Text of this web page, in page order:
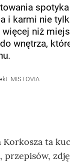
i karmi nie
więcej niż
wnętrza,
MISTOVIA
Korkosza ta
przepisów,